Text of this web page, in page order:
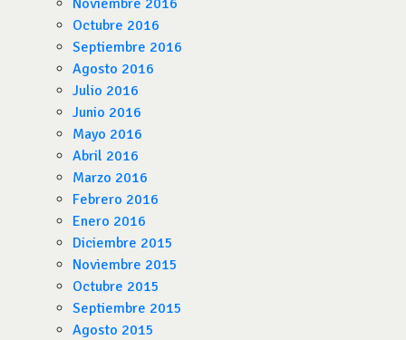
Noviembre 2016
Octubre 2016
Septiembre 2016
Agosto 2016
Julio 2016
Junio 2016
Mayo 2016
Abril 2016
Marzo 2016
Febrero 2016
Enero 2016
Diciembre 2015
Noviembre 2015
Octubre 2015
Septiembre 2015
Agosto 2015